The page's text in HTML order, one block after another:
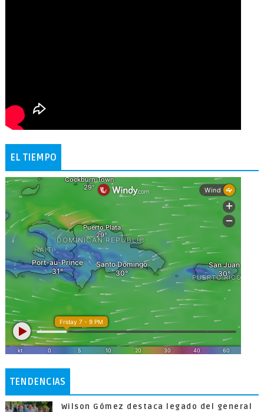
EL TIEMPO
TENDENCIAS
Wilson Gómez destaca legado del general